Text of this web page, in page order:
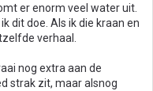
er enorm veel water uit.
dit doe. Als ik die kraan en
verhaal.
nog extra aan de
strak zit, maar alsnog